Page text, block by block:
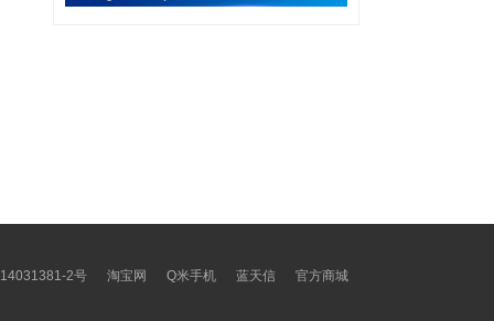
官方商城
蓝天信
Q米手机
淘宝网
2号